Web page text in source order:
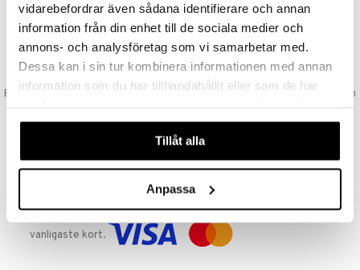
vidarebefordrar även sådana identifierare och annan
information från din enhet till de sociala medier och
annons- och analysföretag som vi samarbetar med.
Dessa kan i sin tur kombinera informationen med annan
information som du har tillhandahållit eller som de har
våra cookies vid fortsatt användande av vår webbplats.
Tillåt alla
Anpassa
VAD KOSTAR FRAKTEN?
Vi erbjuder fri frakt från 350 kr. Vår gräns för fraktfri leverans bestäms
utifån vilken avdelning du handlar från. Läs mer här »
SNABBA LEVERANSER
Beställningar lagda före 14:00 (gäller varor i lager) skickas normalt ut från
GODKÄND AV LÄKEMEDELSVERKET
Läkemedelsverket gällande försäljning av läkemedel.
TRYGGA KÖP
Handla tryggt & säkert via faktura, delbetalning eller marknadens
vanligaste kort.